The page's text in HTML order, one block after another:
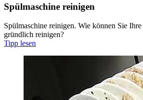
Spülmaschine reinigen
Spülmaschine reinigen. Wie können Sie
gründlich reinigen?
Tipp lesen